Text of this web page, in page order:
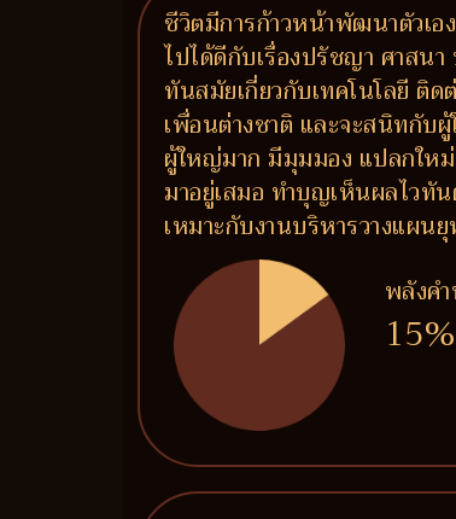
ชีวิตมีการก้าวหน้าพัฒนาตัวเ
ไปได้ดีกับเรื่องปรัชญา ศาสน
ทันสมัยเกี่ยวกับเทคโนโลยี ติด
เพื่อนต่างชาติ และจะสนิทกับ
ผู้ใหญ่มาก มีมุมมอง แปลกใหม่
มาอยู่เสมอ ทำบุญเห็นผลไวทั
เหมาะกับงานบริหารวางแผน
พลังค
15%